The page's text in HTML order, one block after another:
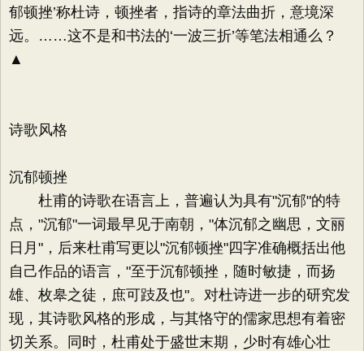
郁顿挫’称杜诗，顿挫者，指诗的章法曲折，意境深
远。……这不是和书法的‘一波三折’等笔法相通么？
▲
诗歌风格
沉郁顿挫
杜甫的诗歌在语言上，普遍认为具有"沉郁"的特
点，"沉郁"一词最早见于南朝，"体沉郁之幽思，文丽
日月"，后来杜甫写更以"沉郁顿挫"四字准确概括出他
自己作品的语言，"至于沉郁顿挫，随时敏捷，而扬
雄、枚皋之徒，庶可跂及也"。对杜诗进一步的研究发
现，其诗歌风格的形成，与其恪守的儒家思想有着密
切关系。同时，杜甫处于盛世末期，少时有雄心壮